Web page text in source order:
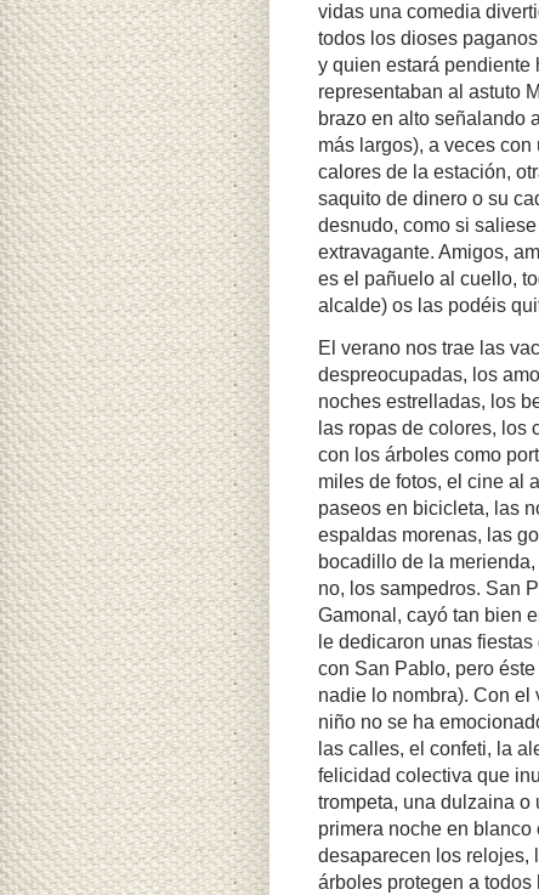
vidas una comedia
todos los dioses
y quien estará pendiente
representaban al astuto
brazo en alto señalando
más largos), a veces
calores de la estación,
saquito de dinero o su
desnudo, como si
extravagante. Amigos,
es el pañuelo al cuello,
alcalde) os las podéis
El verano nos trae las
despreocupadas, los
noches estrelladas, los
las ropas de colores, los
con los árboles como
miles de fotos, el cine al
paseos en bicicleta, las
espaldas morenas, las
bocadillo de la
no, los sampedros. San
Gamonal, cayó tan bien
le dedicaron unas
con San Pablo, pero
nadie lo nombra). Con
niño no se ha
las calles, el confeti, la
felicidad colectiva que
trompeta, una dulzaina o
primera noche en
desaparecen los relojes,
árboles protegen a